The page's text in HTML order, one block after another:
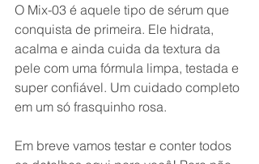
O Mix-03 é aquele tipo de sérum que
conquista de primeira. Ele hidrata,
acalma e ainda cuida da textura da
pele com uma fórmula limpa, testada e
super confiável. Um cuidado completo
em um só frasquinho rosa.
Em breve vamos testar e conter todos